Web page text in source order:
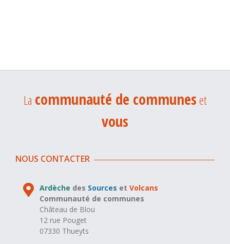
La communauté de communeset
vous
NOUS CONTACTER
Ardèche des Sources etVolcans
Communauté de communes
Château de Blou
12 rue Pouget
07330 Thueyts